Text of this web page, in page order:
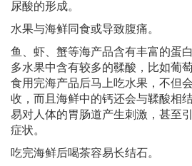
尿酸的形成。
水果与海鲜同食或导致腹痛。
鱼、虾、蟹等海产品含有丰富的蛋
多水果中含有较多的鞣酸，比如葡
食用完海产品后马上吃水果，不但
收，而且海鲜中的钙还会与鞣酸相
易对人体的胃肠道产生刺激，甚至
症状。
吃完海鲜后喝茶容易长结石。